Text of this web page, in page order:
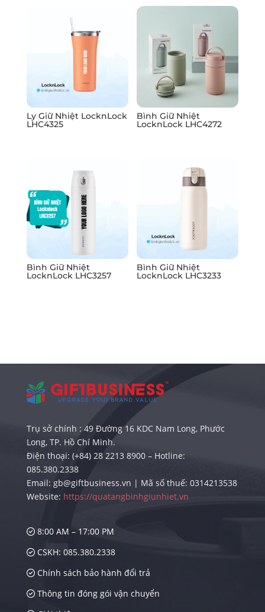
Ly Giữ Nhiệt LocknLock
LHC4325
Bình Giữ Nhiệt
LocknLock LHC4272
Bình Giữ Nhiệt
LocknLock LHC3257
Bình Giữ Nhiệt
LocknLock LHC3233
Trụ sở chính : 49 Đường 16 KDC Nam Long, Phước
Long, TP. Hồ Chí Minh.
Điện thoại: (+84) 28 2213 8900 – Hotline:
085.380.2338
Email: gb@giftbusiness.vn | Mã số thuế: 0314213538
Website: https://quatangbinhgiunhiet.vn
8:00 AM – 17:00 PM
CSKH: 085.380.2338
Chính sách bảo hành đổi trả
Thông tin đóng gói vận chuyển